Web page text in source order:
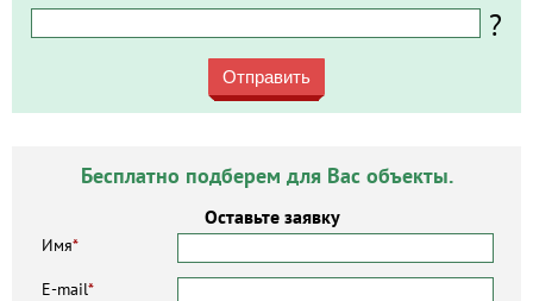
?
Отправить
Бесплатно подберем для Вас объекты.
Оставьте заявку
Имя*
E-mail*